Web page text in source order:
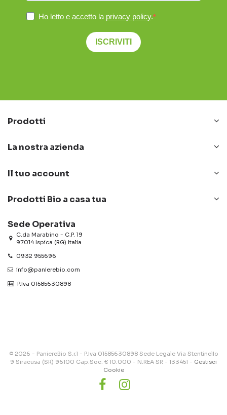
Ho letto e accetto la privacy policy.
ISCRIVITI
Prodotti
La nostra azienda
Il tuo account
Prodotti Bio a casa tua
Sede Operativa
C.da Marabino - C.P. 19
97014 Ispica (RG) Italia
0932 955696
info@panierebio.com
‎‎‎‎‎ P.Iva 01585630898
© 2026 - PaniereBio S.r.l - P.Iva 01585630898 Sede Legale Via Stentinello
9 Siracusa (SR) 96100 Cap.Soc. € 10.000 - N.REA SR - 133451 - Gestisci
Cookie